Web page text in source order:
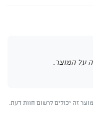
על המוצר.
זה יכולים לרשום חוות דעת.